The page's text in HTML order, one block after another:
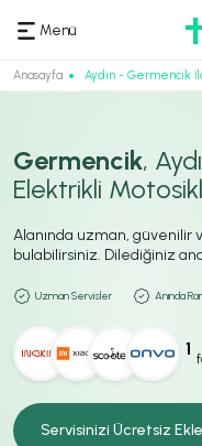
Menü
Anasayfa Aydın - Germencik
Germencik,
Elektrikli
Alanında uzman, güvenilir
bulabilirsiniz. Dilediğiniz
Uzman Servisler Anında
1
Servisinizi Ücretsiz